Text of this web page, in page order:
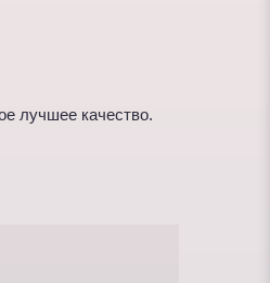
лучшее качество.